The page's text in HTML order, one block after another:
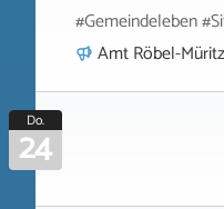
#Gemeindeleben
Amt Röbel-Müritz
Do.
24